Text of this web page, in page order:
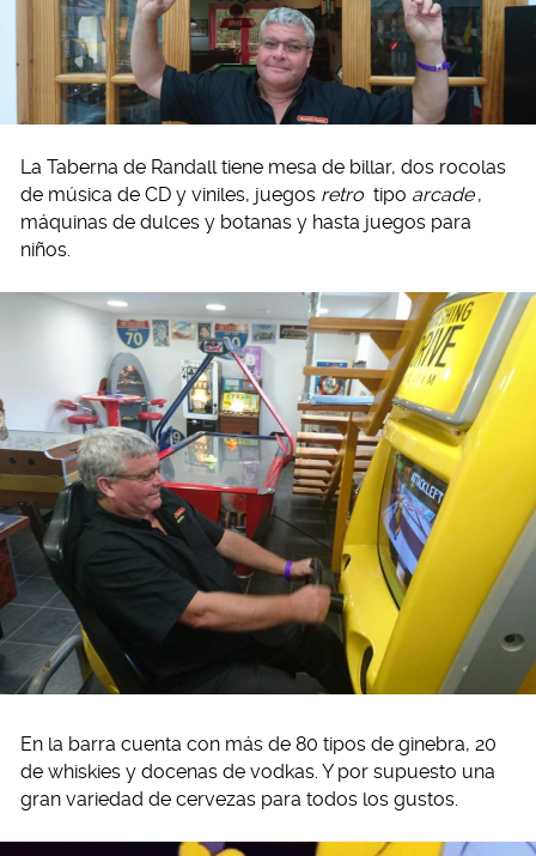
La Taberna de Randall tiene mesa de billar, dos rocolas
de música de CD y viniles, juegos retro tipo arcade ,
máquinas de dulces y botanas y hasta juegos para
niños.
En la barra cuenta con más de 80 tipos de ginebra, 20
de whiskies y docenas de vodkas. Y por supuesto una
gran variedad de cervezas para todos los gustos.